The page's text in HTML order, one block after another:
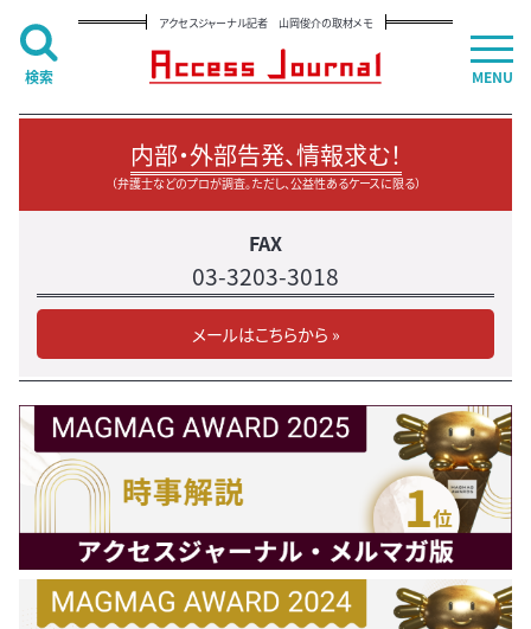
アクセスジャーナル記者 山岡俊介の取材メモ
内部・外部告発、情報求む！
（弁護士などのプロが調査。ただし、公益性あるケースに限る）
FAX
03-3203-3018
メールはこちらから »
MENU
検索